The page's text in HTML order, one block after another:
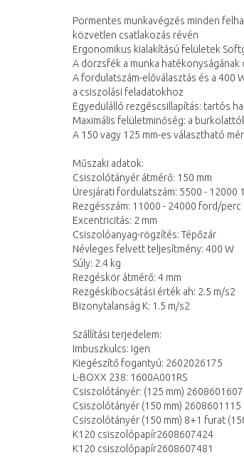
Pormentes munkavégzés minden
közvetlen csatlakozás révén
Ergonomikus kialakítású felületek
A dörzsfék a munka
A fordulatszám-előválasztás és a 400
a csiszolási feladatokhoz
Egyedülálló rezgéscsillapítás: tartós
Maximális felületminőség: a
A 150 vagy 125 mm-es választható
Műszaki adatok:
Csiszolótányér átmérő: 150 mm
Üresjárati fordulatszám: 5500 - 12000
Rezgésszám: 11000 - 24000 ford/perc
Excentricitás: 2 mm
Csiszolóanyag-rögzítés: Tépőzár
Névleges felvett teljesítmény: 400 W
Súly: 2.4 kg
Rezgéskör átmérő: 4 mm
Rezgéskibocsátási érték ah: 2.5 m/s2
Bizonytalanság K: 1.5 m/s2
Szállítási terjedelem:
Imbuszkulcs: Igen
Kiegészítő fogantyú: 2602026175
L-BOXX 238: 1600A001RS
Csiszolótányér: (125 mm) 2608601607
Csiszolótányér (150 mm) 2608601115
Csiszolótányér (150 mm) 8+1 furat
K120 csiszolópapír2608607424
K120 csiszolópapír2608607481